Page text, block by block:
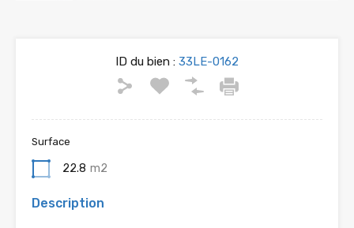
ID du bien : 33LE-0162
Surface
22.8 m2
Description